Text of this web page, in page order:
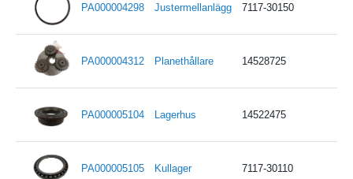
PA000004298 Justermellanlägg 7117-30150
PA000004312 Planethållare 14528725
PA000005104 Lagerhus 14522475
PA000005105 Kullager 7117-30110